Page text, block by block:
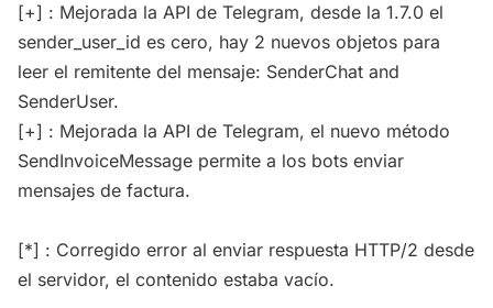
[+] : Mejorada la API de Telegram, desde la 1.7.0 el
sender_user_id es cero, hay 2 nuevos objetos para
leer el remitente del mensaje: SenderChat and
SenderUser.
[+] : Mejorada la API de Telegram, el nuevo método
SendInvoiceMessage permite a los bots enviar
mensajes de factura.
[*] : Corregido error al enviar respuesta HTTP/2 desde
el servidor, el contenido estaba vacío.